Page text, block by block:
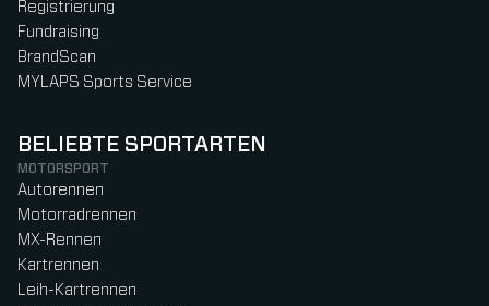
Registrierung
Fundraising
BrandScan
MYLAPS Sports Service
BELIEBTE SPORTARTEN
MOTORSPORT
Autorennen
Motorradrennen
MX-Rennen
Kartrennen
Leih-Kartrennen